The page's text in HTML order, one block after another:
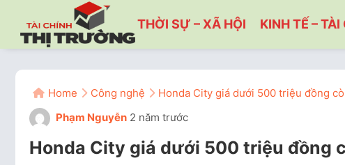
THỜI SỰ – XÃ HỘI KINH TẾ – TÀI
Home Công nghệ
Honda City giá dưới 500 triệu đồng
Phạm Nguyễn 2 năm trước
Honda City giá dưới 500 triệu đồng